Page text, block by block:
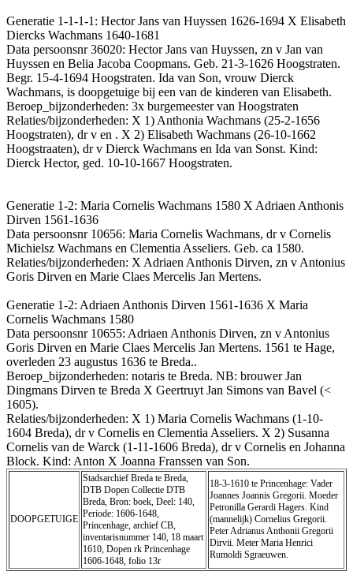
Generatie 1-1-1-1: Hector Jans van Huyssen 1626-1694 X Elisabeth
Diercks Wachmans 1640-1681
Data persoonsnr 36020: Hector Jans van Huyssen, zn v Jan van
Huyssen en Belia Jacoba Coopmans. Geb. 21-3-1626 Hoogstraten.
Begr. 15-4-1694 Hoogstraten. Ida van Son, vrouw Dierck
Wachmans, is doopgetuige bij een van de kinderen van Elisabeth.
Beroep_bijzonderheden: 3x burgemeester van Hoogstraten
Relaties/bijzonderheden: X 1) Anthonia Wachmans (25-2-1656
Hoogstraten), dr v en . X 2) Elisabeth Wachmans (26-10-1662
Hoogstraaten), dr v Dierck Wachmans en Ida van Sonst. Kind:
Dierck Hector, ged. 10-10-1667 Hoogstraten.
Generatie 1-2: Maria Cornelis Wachmans 1580 X Adriaen Anthonis
Dirven 1561-1636
Data persoonsnr 10656: Maria Cornelis Wachmans, dr v Cornelis
Michielsz Wachmans en Clementia Asseliers. Geb. ca 1580.
Relaties/bijzonderheden: X Adriaen Anthonis Dirven, zn v Antonius
Goris Dirven en Marie Claes Mercelis Jan Mertens.
Generatie 1-2: Adriaen Anthonis Dirven 1561-1636 X Maria
Cornelis Wachmans 1580
Data persoonsnr 10655: Adriaen Anthonis Dirven, zn v Antonius
Goris Dirven en Marie Claes Mercelis Jan Mertens. 1561 te Hage,
overleden 23 augustus 1636 te Breda..
Beroep_bijzonderheden: notaris te Breda. NB: brouwer Jan
Dingmans Dirven te Breda X Geertruyt Jan Simons van Bavel (<
1605).
Relaties/bijzonderheden: X 1) Maria Cornelis Wachmans (1-10-
1604 Breda), dr v Cornelis en Clementia Asseliers. X 2) Susanna
Cornelis van de Warck (1-11-1606 Breda), dr v Cornelis en Johanna
Block. Kind: Anton X Joanna Franssen van Son.
DOOPGETUIGE
Stadsarchief Breda te Breda,
DTB Dopen Collectie DTB
Breda, Bron: boek, Deel: 140,
Periode: 1606-1648,
Princenhage, archief CB,
inventaris­num­mer 140, 18 maart
1610, Dopen rk Princenhage
1606-1648, folio 13r
18-3-1610 te Princenhage: Vader
Joannes Joannis Gregorii. Moeder
Petronilla Gerardi Hagers. Kind
(mannelijk) Cornelius Gregorii.
Peter Adrianus Anthonii Gregorii
Dirvii. Meter Maria Henrici
Rumoldi Sgraeuwen.